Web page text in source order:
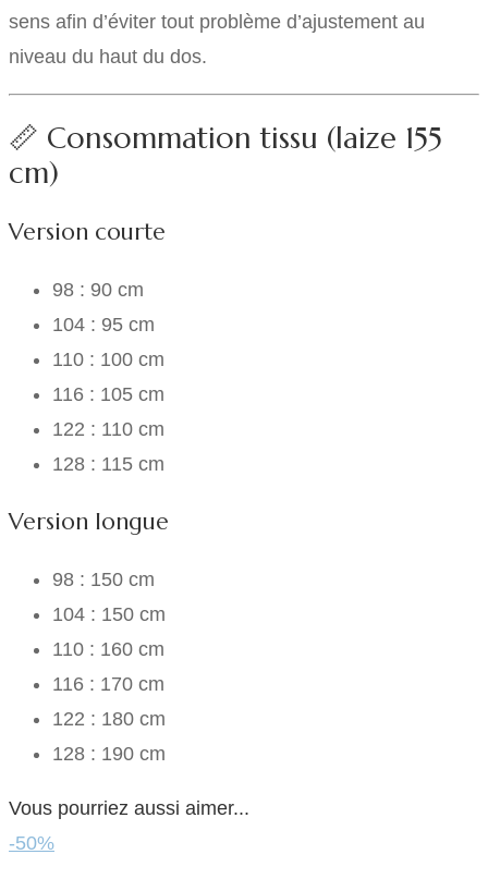
sens afin d’éviter tout problème d’ajustement au
niveau du haut du dos.
📏 Consommation tissu (laize 155
cm)
Version courte
98 : 90 cm
104 : 95 cm
110 : 100 cm
116 : 105 cm
122 : 110 cm
128 : 115 cm
Version longue
98 : 150 cm
104 : 150 cm
110 : 160 cm
116 : 170 cm
122 : 180 cm
128 : 190 cm
Vous pourriez aussi aimer...
-50%